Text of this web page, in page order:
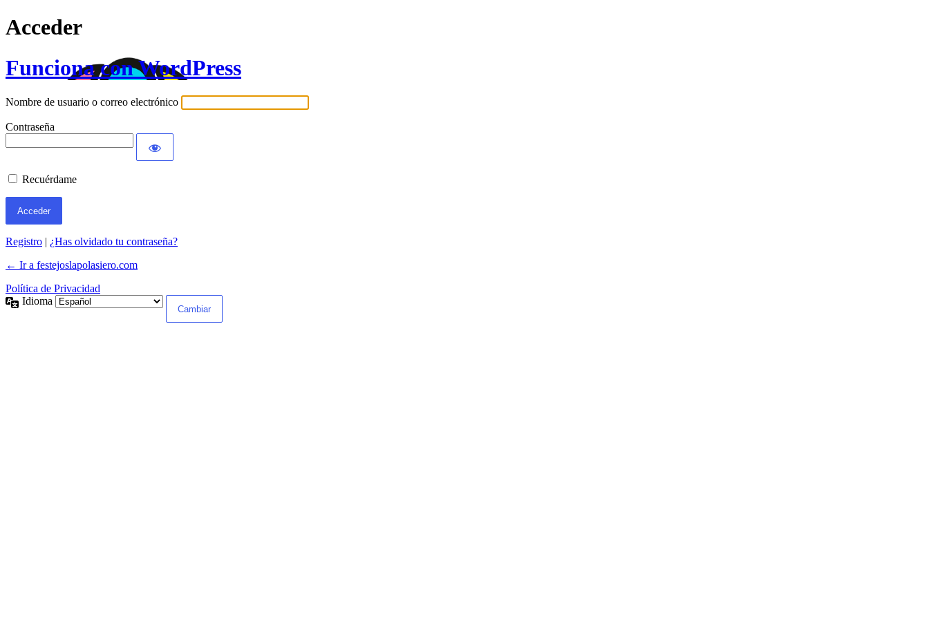
Acceder
Funciona con WordPress
Nombre de usuario o correo electrónico
Contraseña
Recuérdame
Registro | ¿Has olvidado tu contraseña?
← Ir a festejoslapolasiero.com
Política de Privacidad
Idioma